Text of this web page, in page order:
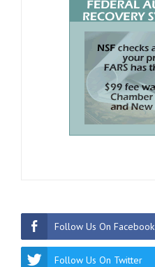
Follow Us On Facebook
Follow Us On Twitter